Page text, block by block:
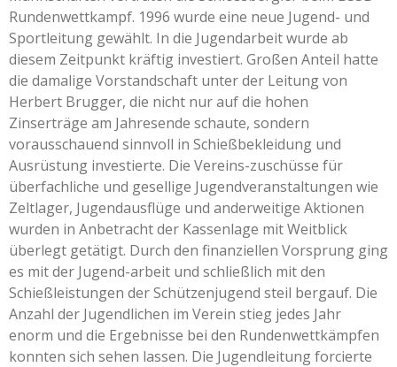
Rundenwettkampf. 1996 wurde eine neue Jugend- und
Sportleitung gewählt. In die Jugendarbeit wurde ab
diesem Zeitpunkt kräftig investiert. Großen Anteil hatte
die damalige Vorstandschaft unter der Leitung von
Herbert Brugger, die nicht nur auf die hohen
Zinserträge am Jahresende schaute, sondern
vorausschauend sinnvoll in Schießbekleidung und
Ausrüstung investierte. Die Vereins-zuschüsse für
überfachliche und gesellige Jugendveranstaltungen wie
Zeltlager, Jugendausflüge und anderweitige Aktionen
wurden in Anbetracht der Kassenlage mit Weitblick
überlegt getätigt. Durch den finanziellen Vorsprung ging
es mit der Jugend-arbeit und schließlich mit den
Schießleistungen der Schützenjugend steil bergauf. Die
Anzahl der Jugendlichen im Verein stieg jedes Jahr
enorm und die Ergebnisse bei den Rundenwettkämpfen
konnten sich sehen lassen. Die Jugendleitung forcierte